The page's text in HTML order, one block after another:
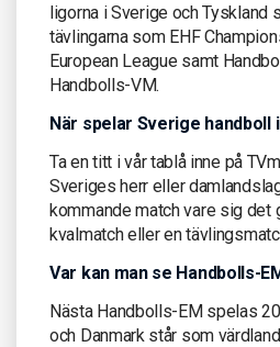
ligorna i Sverige och Tyskland
tävlingarna som EHF
European League samt
Handbolls-VM.
När spelar Sverige handboll
Ta en titt i vår tablå inne på
Sveriges herr eller
kommande match vare sig det
kvalmatch eller en
Var kan man se Handbolls-
Nästa Handbolls-EM spelas
och Danmark står som